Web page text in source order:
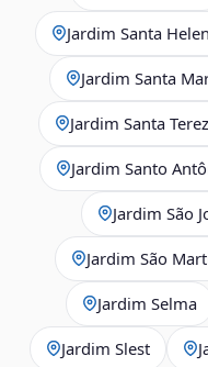
Jardim Santa
Jardim Santa
Jardim Santa
Jardim Santo
Jardim São
Jardim São
Jardim Selma
Jardim Slest